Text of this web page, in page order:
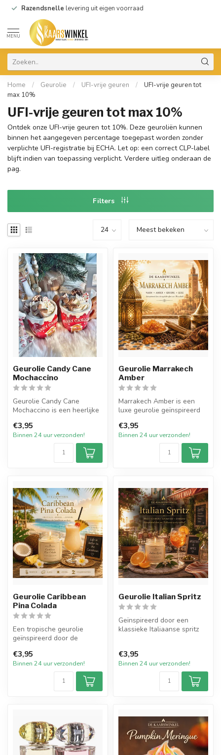
Razendsnelle levering uit eigen voorraad
MENU
Home / Geurolie / UFI-vrije geuren /
UFI-vrije geuren tot
max 10%
UFI-vrije geuren tot max 10%
Ontdek onze UFI-vrije geuren tot 10%. Deze geuroliën kunnen
binnen het aangegeven percentage toegepast worden zonder
verplichte UFI-registratie bij ECHA. Let op: een correct CLP-label
blijft indien van toepassing verplicht. Verdere uitleg onderaan de
pag.
Filters
Geurolie Candy Cane
Mochaccino
Geurolie Candy Cane
Mochaccino is een heerlijke
van sui...
€3,95
Binnen 24 uur verzonden!
Geurolie Marrakech
Amber
Marrakech Amber is een
luxe geurolie geïnspireerd
sfeer va...
€3,95
Binnen 24 uur verzonden!
Geurolie Caribbean
Pina Colada
Een tropische geurolie
geïnspireerd door de
cocktail. Sapp...
€3,95
Binnen 24 uur verzonden!
Geurolie Italian Spritz
Geïnspireerd door een
klassieke Italiaanse spritz
€3,95
Binnen 24 uur verzonden!